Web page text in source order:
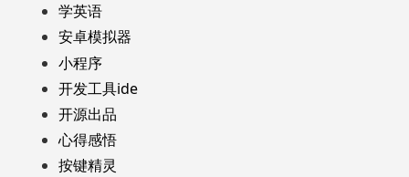
学英语
安卓模拟器
小程序
开发工具ide
开源出品
心得感悟
按键精灵